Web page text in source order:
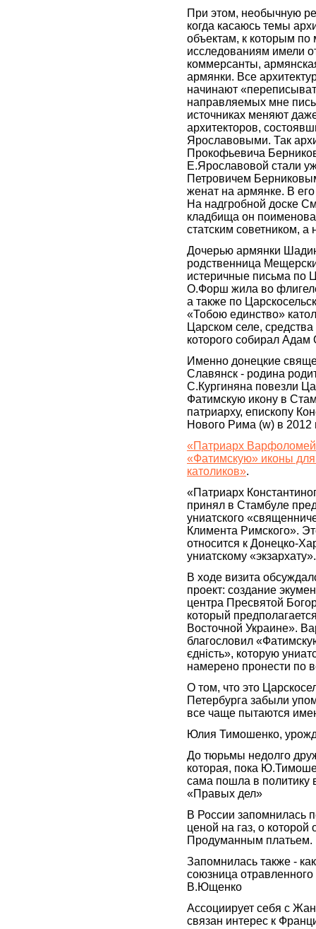
При этом, необычную
когда касаюсь темы
объектам, к которым
исследованиям имели
коммерсанты,
армянки. Все
начинают
направляемых мне
источниках меняют
архитекторов,
Ярославовыми. Так
Прокофьевича
Е.Ярославовой стали
Петровичем
женат на армянке. В
На надгробной доске
кладбища он
статским советником, а
Дочерью армянки
родственница
истеричные письма по
О.Форш жила во
а также по
«Тобою единство»
Царском селе, средства
которого собирал Адам
Именно донецкие
Славянск - родина
С.Кургиняна повезли
Фатимскую икону в
патриарху, епископу
Нового Рима (w) в 2012
«Патриарх Варфоломей
«Фатимскую» иконы для
католиков».
«Патриарх
принял в Стамбуле
униатского
Климента Римского».
относится к Донецко-
униатскому «экзархату».
В ходе визита
проект: создание
центра Пресвятой
который
Восточной Украине».
благословил
єдність», которую
намерено пронести по
О том, что это
Петербурга забыли
все чаще пытаются
Юлия Тимошенко,
До тюрьмы недолго
которая, пока
сама пошла в политику
«Правых дел»
В России запомнилась
ценой на газ, о которой
Продуманным платьем.
Запомнилась также -
союзница отравленного
В.Ющенко
Ассоциирует себя с
связан интерес к